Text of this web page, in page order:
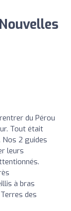
du Pérou
Tout était
Nos 2 guides
leurs
à bras
des